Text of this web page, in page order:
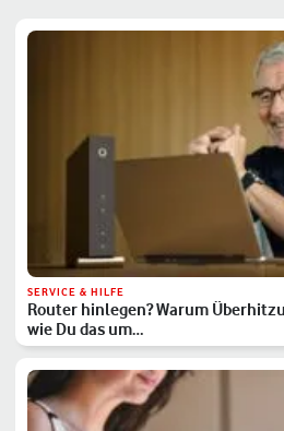
SERVICE & HILFE
Router hinlegen? Warum
wie Du das um…